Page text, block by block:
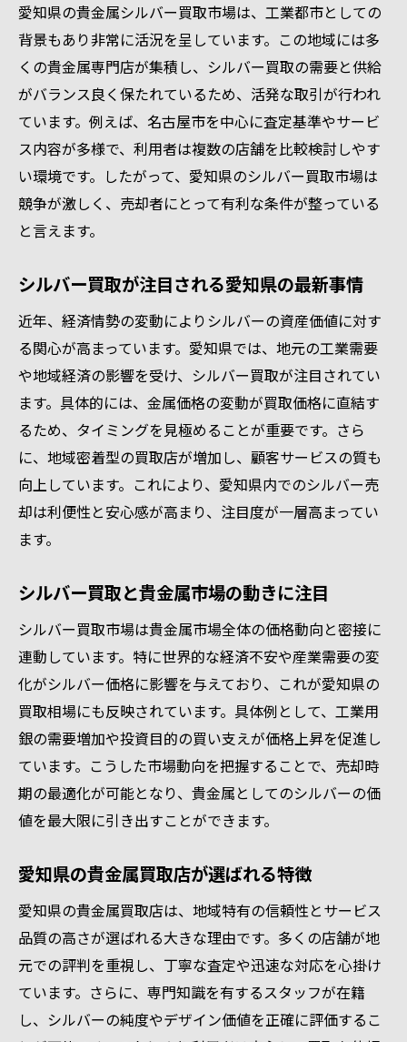
貴金属シルバー買取相場の基礎知識を押さ
える
シルバー買取の価格決定要素と貴金属市場
の関係
貴金属としてのシルバー買取相場変動のし
くみ
愛知県での貴金属シルバー買取相場を比較
貴金属シルバー買取の値動きとチェック方
銀買取価格1gの相場を理解するポイント
銀の価格変動と愛知県の最新傾向を探る
貴金属シルバー買取に影響する銀の価格変
動
愛知県のシルバー買取で注目される動向
銀相場1g今日の傾向と愛知県市場の違い
貴金属市場の流れとシルバー買取の関係性
シルバー買取値段の動向を読み解くコツ
シルバー買取の価値と現在の貴金属相場を
解説
今注目の貴金属シルバー買取価格の目安と
は
シルバーアクセサリー買取相場の動向を知
る
銀買取価格1gを把握して取引を有利に進め
る
今日のシルバー買取値段をチェックする方
愛知県で知っておきたい貴金属買取情報
シルバー925の買取価格を徹底チェック
シルバー925買取相場を詳しく知る方法
貴金属シルバー925買取の特徴とポイント
愛知県のシルバー925買取店の選び方
愛知県の貴金属シルバー買取市場は、工業都市としての
背景もあり非常に活況を呈しています。この地域には多
くの貴金属専門店が集積し、シルバー買取の需要と供給
がバランス良く保たれているため、活発な取引が行われ
ています。例えば、名古屋市を中心に査定基準やサービ
ス内容が多様で、利用者は複数の店舗を比較検討しやす
い環境です。したがって、愛知県のシルバー買取市場は
競争が激しく、売却者にとって有利な条件が整っている
と言えます。
シルバー買取が注目される愛知県の最新事情
近年、経済情勢の変動によりシルバーの資産価値に対す
る関心が高まっています。愛知県では、地元の工業需要
や地域経済の影響を受け、シルバー買取が注目されてい
ます。具体的には、金属価格の変動が買取価格に直結す
るため、タイミングを見極めることが重要です。さら
に、地域密着型の買取店が増加し、顧客サービスの質も
向上しています。これにより、愛知県内でのシルバー売
却は利便性と安心感が高まり、注目度が一層高まってい
ます。
シルバー買取と貴金属市場の動きに注目
シルバー買取市場は貴金属市場全体の価格動向と密接に
連動しています。特に世界的な経済不安や産業需要の変
化がシルバー価格に影響を与えており、これが愛知県の
買取相場にも反映されています。具体例として、工業用
銀の需要増加や投資目的の買い支えが価格上昇を促進し
ています。こうした市場動向を把握することで、売却時
期の最適化が可能となり、貴金属としてのシルバーの価
値を最大限に引き出すことができます。
愛知県の貴金属買取店が選ばれる特徴
愛知県の貴金属買取店は、地域特有の信頼性とサービス
品質の高さが選ばれる大きな理由です。多くの店舗が地
元での評判を重視し、丁寧な査定や迅速な対応を心掛け
ています。さらに、専門知識を有するスタッフが在籍
し、シルバーの純度やデザイン価値を正確に評価するこ